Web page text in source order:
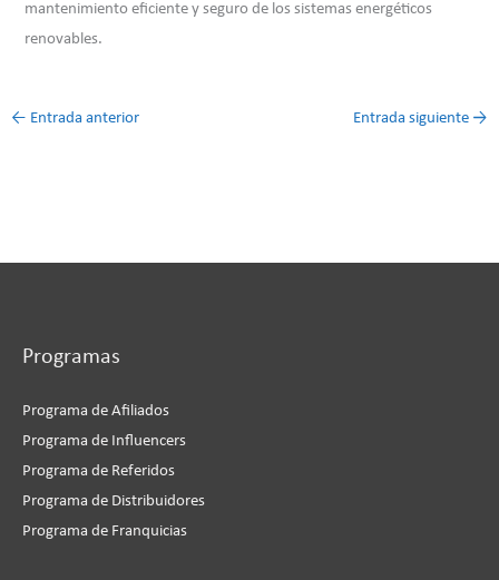
mantenimiento eficiente y seguro de los sistemas energéticos
renovables.
← Entrada anterior Entrada siguiente →
Programas
Programa de Afiliados
Programa de Influencers
Programa de Referidos
Programa de Distribuidores
Programa de Franquicias